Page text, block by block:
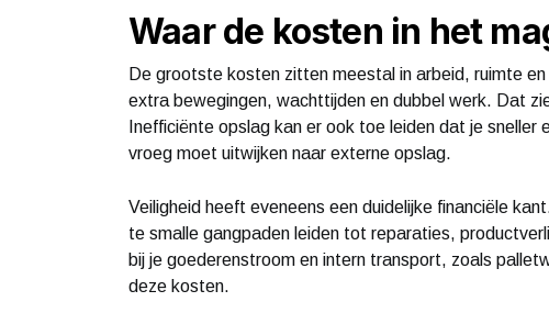
Waar de kosten in het
De grootste kosten zitten meestal in arbeid, ruimte
extra bewegingen, wachttijden en dubbel werk. Dat
Inefficiënte opslag kan er ook toe leiden dat je
vroeg moet uitwijken naar externe opslag.
Veiligheid heeft eveneens een duidelijke financiële
te smalle gangpaden leiden tot reparaties,
bij je goederenstroom en intern transport, zoals
deze kosten.